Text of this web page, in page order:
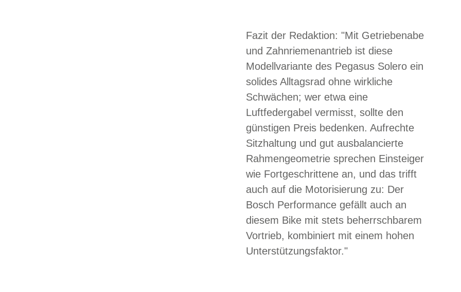
Fazit der Redaktion: "Mit Getriebenabe
und Zahnriemenantrieb ist diese
Modellvariante des Pegasus Solero ein
solides Alltagsrad ohne wirkliche
Schwächen; wer etwa eine
Luftfedergabel vermisst, sollte den
günstigen Preis bedenken. Aufrechte
Sitzhaltung und gut ausbalancierte
Rahmengeometrie sprechen Einsteiger
wie Fortgeschrittene an, und das trifft
auch auf die Motorisierung zu: Der
Bosch Performance gefällt auch an
diesem Bike mit stets beherrschbarem
Vortrieb, kombiniert mit einem hohen
Unterstützungsfaktor."